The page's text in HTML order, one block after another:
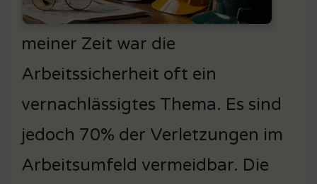
meiner Zeit war die
Arbeitssicherheit oft ein
vernachlässigtes Thema. Es sind
jedoch 70% der Verletzungen im
Arbeitsumfeld vermeidbar. Die